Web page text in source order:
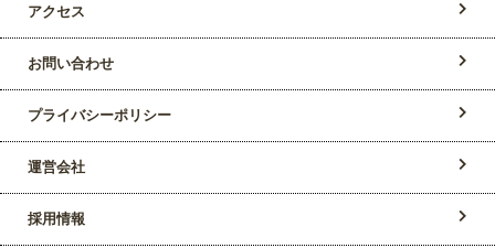
アクセス
お問い合わせ
プライバシーポリシー
運営会社
採用情報